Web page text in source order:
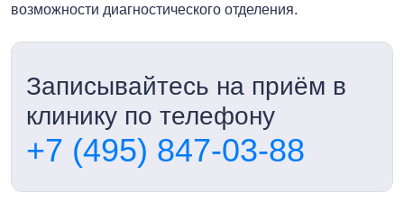
возможности диагностического отделения.
Записывайтесь на приём в
клинику по телефону
+7 (495) 847-03-88